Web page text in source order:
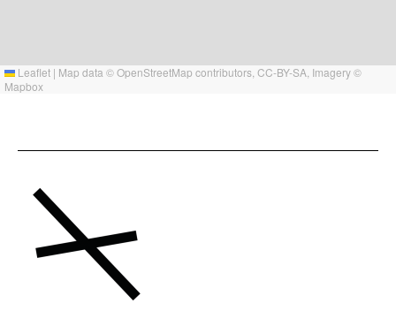
Leaflet | Map data ©OpenStreetMap contributors, CC-BY-SA , Imagery ©
Mapbox